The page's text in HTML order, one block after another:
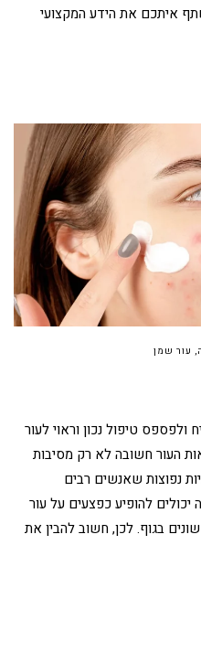
איתכם את הידע המקצועי
, עור שמן
טיפול נכון וראוי לעור
העור חשובה לא רק מסיבות
נפוצות שאנשים רבים
להופיע כפצעים על עור
בגוף. לכן, חשוב להבין את